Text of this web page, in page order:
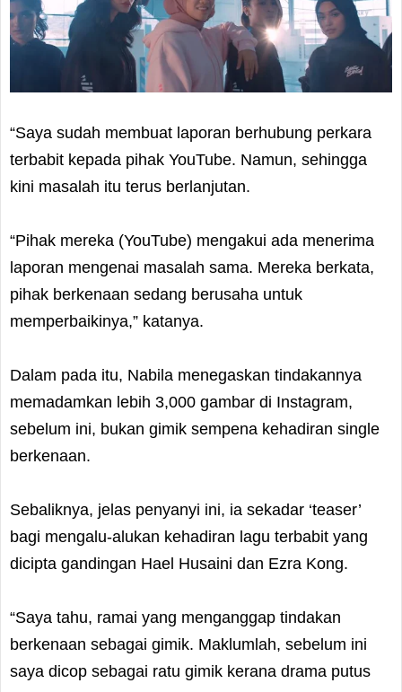
“Saya sudah membuat laporan berhubung perkara
terbabit kepada pihak YouTube. Namun, sehingga
kini masalah itu terus berlanjutan.
“Pihak mereka (YouTube) mengakui ada menerima
laporan mengenai masalah sama. Mereka berkata,
pihak berkenaan sedang berusaha untuk
memperbaikinya,” katanya.
Dalam pada itu, Nabila menegaskan tindakannya
memadamkan lebih 3,000 gambar di Instagram,
sebelum ini, bukan gimik sempena kehadiran single
berkenaan.
Sebaliknya, jelas penyanyi ini, ia sekadar ‘teaser’
bagi mengalu-alukan kehadiran lagu terbabit yang
dicipta gandingan Hael Husaini dan Ezra Kong.
“Saya tahu, ramai yang menganggap tindakan
berkenaan sebagai gimik. Maklumlah, sebelum ini
saya dicop sebagai ratu gimik kerana drama putus